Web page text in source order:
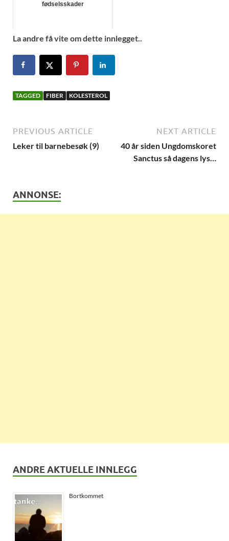
fødselsskader
La andre få vite om dette innlegget..
TAGGED FIBER KOLESTEROL
PREVIOUS ARTICLE
Leker til barnebesøk (9)
NEXT ARTICLE
40 år siden Ungdomskoret
Sanctus så dagens lys…
ANNONSE:
ANDRE AKTUELLE INNLEGG
Bortkommet